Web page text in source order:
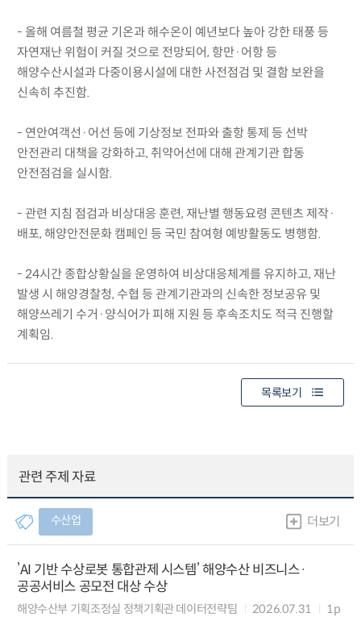
- 올해 여름철 평균 기온과 해수온이 예년보다 높아 강한 태풍 등
자연재난 위험이 커질 것으로 전망되어, 항만·어항 등
해양수산시설과 다중이용시설에 대한 사전점검 및 결함 보완을
신속히 추진함.
- 연안여객선·어선 등에 기상정보 전파와 출항 통제 등 선박
안전관리 대책을 강화하고, 취약어선에 대해 관계기관 합동
안전점검을 실시함.
- 관련 지침 점검과 비상대응 훈련, 재난별 행동요령 콘텐츠 제작·
배포, 해양안전문화 캠페인 등 국민 참여형 예방활동도 병행함.
- 24시간 종합상황실을 운영하여 비상대응체계를 유지하고, 재난
발생 시 해양경찰청, 수협 등 관계기관과의 신속한 정보공유 및
해양쓰레기 수거·양식어가 피해 지원 등 후속조치도 적극 진행할
계획임.
목록보기
관련 주제 자료
수산업 더보기
’AI 기반 수상로봇 통합관제 시스템’ 해양수산 비즈니스·
공공서비스 공모전 대상 수상
해양수산부 기획조정실 정책기획관 데이터전략팀 2026.07.31 1p